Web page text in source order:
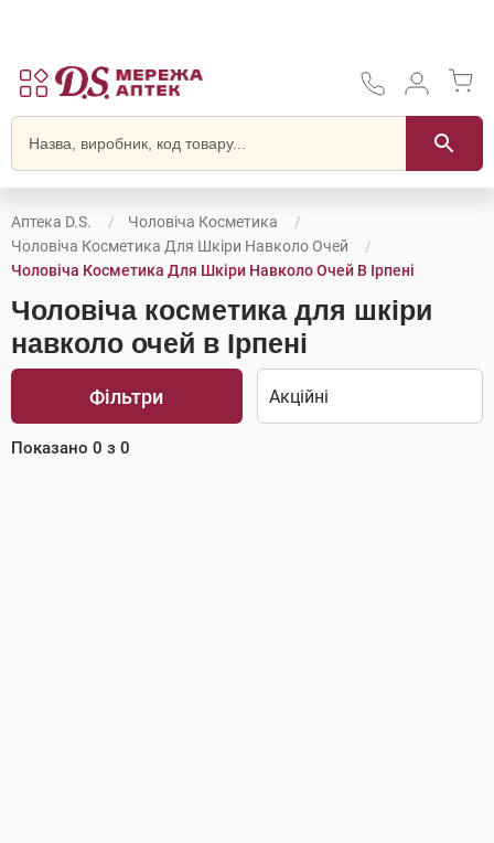
Аптека D.S.
Чоловіча Косметика
Чоловіча Косметика Для Шкіри Навколо Очей
Чоловіча Косметика Для Шкіри Навколо Очей В Ірпені
Чоловіча косметика для шкіри
навколо очей в Ірпені
Фільтри
Показано 0 з 0